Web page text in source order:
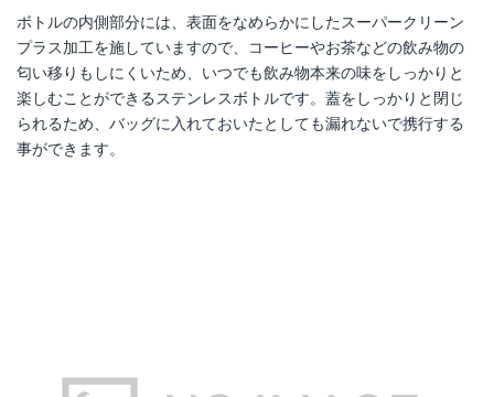
ボトルの内側部分には、表面をなめらかにしたスーパークリーン
プラス加工を施していますので、コーヒーやお茶などの飲み物の
匂い移りもしにくいため、いつでも飲み物本来の味をしっかりと
楽しむことができるステンレスボトルです。蓋をしっかりと閉じ
られるため、バッグに入れておいたとしても漏れないで携行する
事ができます。